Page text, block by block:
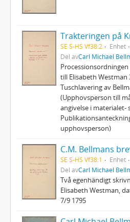
Trakteringen på
SE S-HS Vf38:2 Enhet
Del avCarl Michael
till Elisabeth Westman
Tuschlavering av
(Upphovsperson till
angivelse i materialet-
upphovsperson)
SE S-HS Vf38:1 Enhet
Del avCarl Michael
Två egenhändigt
Elisabeth Westman,
7/9 1795